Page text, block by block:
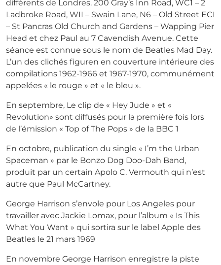
différents de Londres. 200 Gray’s Inn Road, WC1 – 2
Ladbroke Road, WII – Swain Lane, N6 – Old Street ECI
– St Pancras Old Church and Gardens – Wapping Pier
Head et chez Paul au 7 Cavendish Avenue. Cette
séance est connue sous le nom de Beatles Mad Day.
L’un des clichés figuren en couverture intérieure des
compilations 1962-1966 et 1967-1970, communément
appelées « le rouge » et « le bleu ».
En septembre, Le clip de « Hey Jude » et «
Revolution» sont diffusés pour la première fois lors
de l’émission « Top of The Pops » de la BBC 1
En octobre, publication du single « I’m the Urban
Spaceman » par le Bonzo Dog Doo-Dah Band,
produit par un certain Apolo C. Vermouth qui n’est
autre que Paul McCartney.
George Harrison s’envole pour Los Angeles pour
travailler avec Jackie Lomax, pour l’album « Is This
What You Want » qui sortira sur le label Apple des
Beatles le 21 mars 1969
En novembre George Harrison enregistre la piste